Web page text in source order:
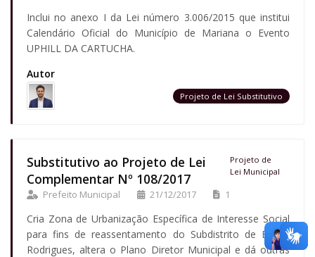
Inclui no anexo I da Lei número 3.006/2015 que institui
Calendário Oficial do Município de Mariana o Evento
UPHILL DA CARTUCHA.
Autor
Projeto de Lei Substitutivo
Substitutivo ao Projeto de Lei
Complementar Nº 108/2017
Projeto de
Lei Municipal
Prefeito Municipal 21/12/2017 1
Cria Zona de Urbanização Específica de Interesse Social
para fins de reassentamento do Subdistrito de Bento
Rodrigues, altera o Plano Diretor Municipal e dá outras